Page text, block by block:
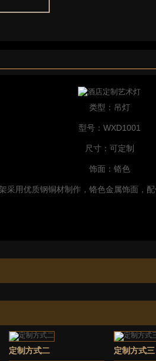
类型：吊灯
型号：WXD1001
尺寸：可定制
饰面：铬色
采用优质钢铜材制作，铬色金属饰面，
定制方式二 定制方式三